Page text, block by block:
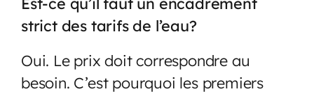
strict des tarifs de l’eau?
Oui. Le prix doit correspondre au
besoin. C’est pourquoi les premiers